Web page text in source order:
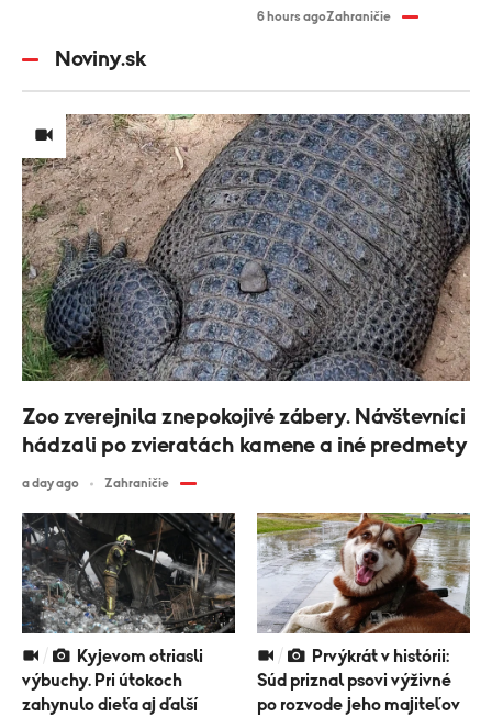
6 hours agoZahraničie
Noviny.sk
výbuchy. Pri útokoch
zahynulo dieťa aj ďalší
Súd priznal psovi výživné
po rozvode jeho majiteľov
Zoo zverejnila znepokojivé zábery. Návštevníci
hádzali po zvieratách kamene a iné predmety
a day ago Zahraničie